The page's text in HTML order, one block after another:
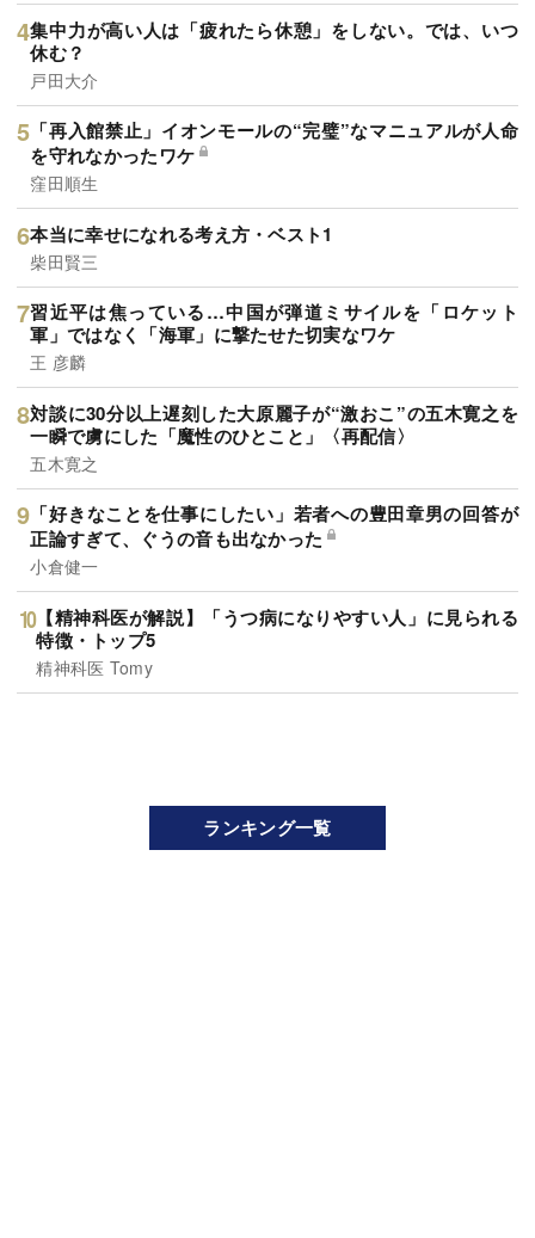
集中力が高い人は「疲れたら休憩」をしない。では、いつ
休む？
戸田大介
「再入館禁止」イオンモールの“完璧”なマニュアルが人命
を守れなかったワケ
窪田順生
本当に幸せになれる考え方・ベスト1
柴田賢三
習近平は焦っている…中国が弾道ミサイルを「ロケット
軍」ではなく「海軍」に撃たせた切実なワケ
王 彦麟
対談に30分以上遅刻した大原麗子が“激おこ”の五木寛之を
一瞬で虜にした「魔性のひとこと」〈再配信〉
五木寛之
「好きなことを仕事にしたい」若者への豊田章男の回答が
正論すぎて、ぐうの音も出なかった
小倉健一
【精神科医が解説】「うつ病になりやすい人」に見られる
特徴・トップ5
精神科医 Tomy
ランキング一覧